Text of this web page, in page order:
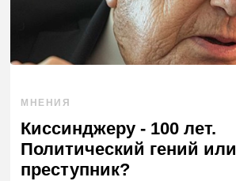
МНЕНИЯ
Киссинджеру - 100 лет.
Политический гений или
преступник?